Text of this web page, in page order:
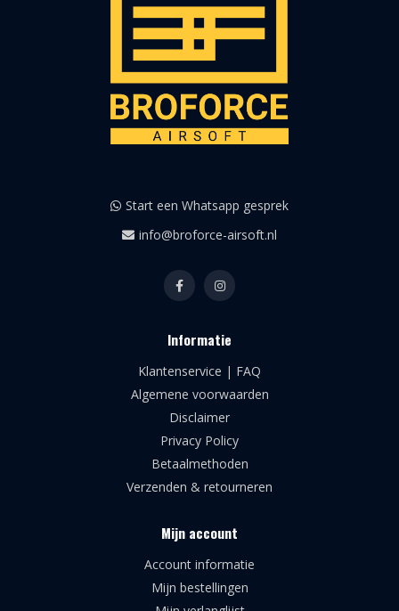
Start een Whatsapp gesprek
info@broforce-airsoft.nl
Informatie
Klantenservice | FAQ
Algemene voorwaarden
Disclaimer
Privacy Policy
Betaalmethoden
Verzenden & retourneren
Mijn account
Account informatie
Mijn bestellingen